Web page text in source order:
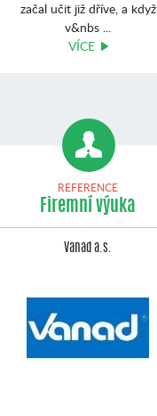
začal učit již dříve, a když
v&nbs ...
VÍCE
REFERENCE
Firemní výuka
Vanad a.s.